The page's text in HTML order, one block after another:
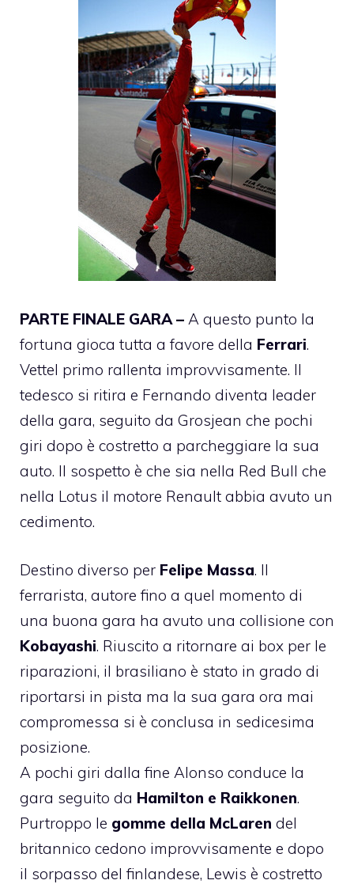
PARTE FINALE GARA – A questo punto la
fortuna gioca tutta a favore della Ferrari.
Vettel primo rallenta improvvisamente. Il
tedesco si ritira e Fernando diventa leader
della gara, seguito da Grosjean che pochi
giri dopo è costretto a parcheggiare la sua
auto. Il sospetto è che sia nella Red Bull che
nella Lotus il motore Renault abbia avuto un
cedimento.
Destino diverso per Felipe Massa. Il
ferrarista, autore fino a quel momento di
una buona gara ha avuto una collisione con
Kobayashi. Riuscito a ritornare ai box per le
riparazioni, il brasiliano è stato in grado di
riportarsi in pista ma la sua gara ora mai
compromessa si è conclusa in sedicesima
posizione.
A pochi giri dalla fine Alonso conduce la
gara seguito da Hamilton e Raikkonen.
Purtroppo le gomme della McLaren del
britannico cedono improvvisamente e dopo
il sorpasso del finlandese, Lewis è costretto